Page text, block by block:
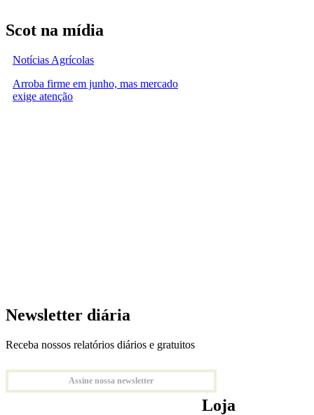
Scot na mídia
Notícias Agrícolas
Arroba firme em junho, mas mercado
exige atenção
Newsletter diária
Receba nossos relatórios diários e gratuitos
Assine nossa newsletter
Loja